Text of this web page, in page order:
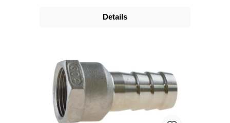
rostfrei, korrosionsbeständig, langlebig und für
Details